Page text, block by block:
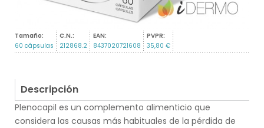
Tamaño:
60 cápsulas
C.N.:
212868.2
EAN:
8437020721608
PVPR:
35,80 €
Descripción
Plenocapil es un complemento alimenticio que
considera las causas más habituales de la pérdida de